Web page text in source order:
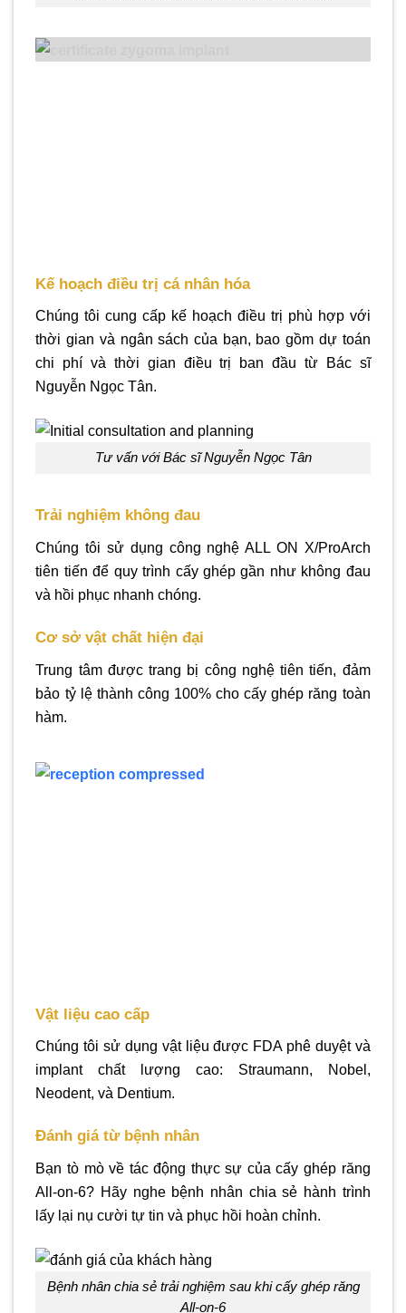
Kế hoạch điều trị cá nhân hóa
Chúng tôi cung cấp kế hoạch điều trị phù hợp với
thời gian và ngân sách của bạn, bao gồm dự toán
chi phí và thời gian điều trị ban đầu từ Bác sĩ
Nguyễn Ngọc Tân.
Tư vấn với Bác sĩ Nguyễn Ngọc Tân
Trải nghiệm không đau
Chúng tôi sử dụng công nghệ ALL ON X/ProArch
tiên tiến để quy trình cấy ghép gần như không đau
và hồi phục nhanh chóng.
Cơ sở vật chất hiện đại
Trung tâm được trang bị công nghệ tiên tiến, đảm
bảo tỷ lệ thành công 100% cho cấy ghép răng toàn
hàm.
Vật liệu cao cấp
Chúng tôi sử dụng vật liệu được FDA phê duyệt và
implant chất lượng cao: Straumann, Nobel,
Neodent, và Dentium.
Đánh giá từ bệnh nhân
Bạn tò mò về tác động thực sự của cấy ghép răng
All-on-6? Hãy nghe bệnh nhân chia sẻ hành trình
lấy lại nụ cười tự tin và phục hồi hoàn chỉnh.
Bệnh nhân chia sẻ trải nghiệm sau khi cấy ghép răng
All-on-6